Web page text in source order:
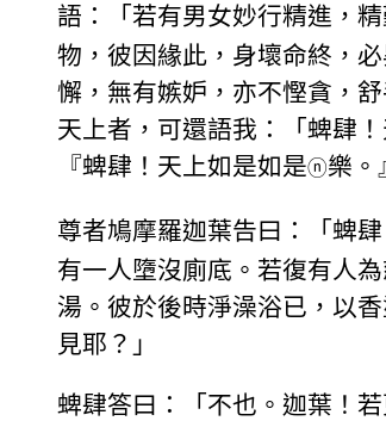
語：「若有男女妙行精進，
物，彼因緣此，身壞命終，
懈，無有嫉妒，亦不慳貪，
天上者，可還語我：「蜱肆
『蜱肆！天上如是如是ⓝ樂。
尊者鳩摩羅迦葉告曰：「蜱
有一人墮沒廁底。若復有人
湯。彼於後時淨澡浴已，以
見耶？」
蜱肆答曰：「不也。迦葉！